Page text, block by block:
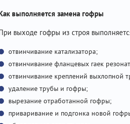
выполняется замена гофры
выходе гофры из строя
отвинчивание катализатора;
отвинчивание фланцевых гаек
отвинчивание креплений выхлопной
удаление трубы и гофры;
вырезание отработанной гофры;
приваривание и подгонка новой